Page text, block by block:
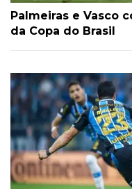
Palmeiras e Vasco
da Copa do Brasil